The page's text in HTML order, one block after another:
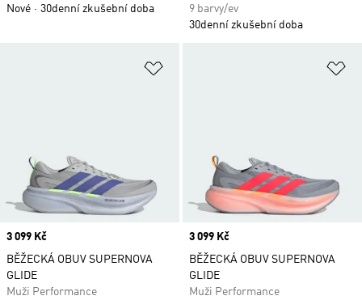
Nové
30denní zkušební doba
9 barvy/ev
30denní zkušební doba
Price
3 099 Kč
BĚŽECKÁ OBUV SUPERNOVA
GLIDE
Muži Performance
Price
3 099 Kč
BĚŽECKÁ OBUV SUPERNOVA
GLIDE
Muži Performance